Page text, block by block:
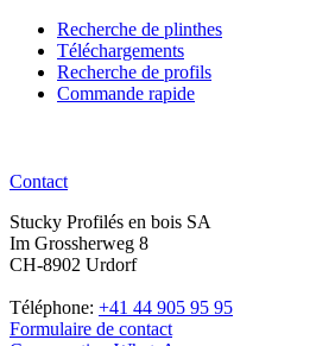
Recherche de plinthes
Téléchargements
Recherche de profils
Commande rapide
Contact
Stucky Profilés en bois SA
Im Grossherweg 8
CH-8902 Urdorf
Téléphone: +41 44 905 95 95
Formulaire de contact